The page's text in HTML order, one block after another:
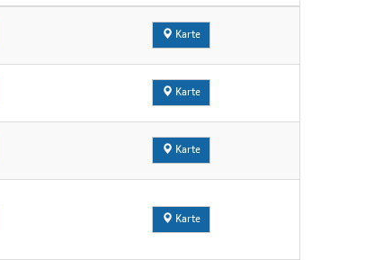
Karte
Karte
Karte
Karte